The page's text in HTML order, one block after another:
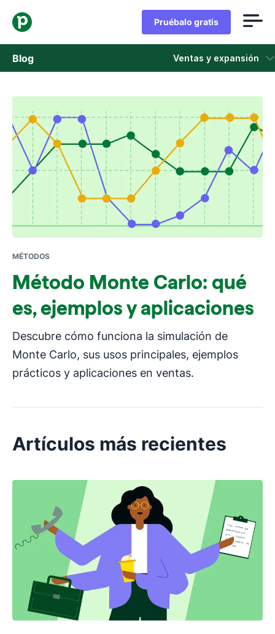
Pruébalo gratis
Blog Ventas y expansión
Ventas
Marketing
Actualizaciones de Producto
Casos de estudio
Se abre en una nueva ventana
MÉTODOS
Método Monte Carlo: qué
es, ejemplos y aplicaciones
Descubre cómo funciona la simulación de
Monte Carlo, sus usos principales, ejemplos
prácticos y aplicaciones en ventas.
Artículos más recientes